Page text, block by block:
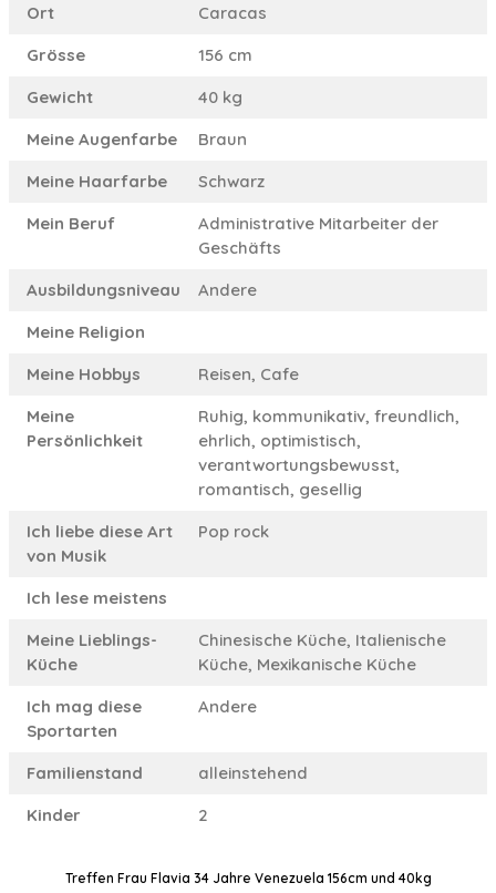
Ort
Caracas
Grösse
156 cm
Gewicht
40 kg
Meine Augenfarbe
Braun
Meine Haarfarbe
Schwarz
Mein Beruf
Administrative Mitarbeiter der
Geschäfts
Ausbildungsniveau
Andere
Meine Religion
Meine Hobbys
Reisen, Cafe
Meine
Persönlichkeit
Ruhig, kommunikativ, freundlich,
ehrlich, optimistisch,
verantwortungsbewusst,
romantisch, gesellig
Ich liebe diese Art
von Musik
Pop rock
Ich lese meistens
Meine Lieblings-
Küche
Chinesische Küche, Italienische
Küche, Mexikanische Küche
Ich mag diese
Sportarten
Andere
Familienstand
alleinstehend
Kinder
2
Treffen Frau Flavia 34 Jahre Venezuela 156cm und 40kg